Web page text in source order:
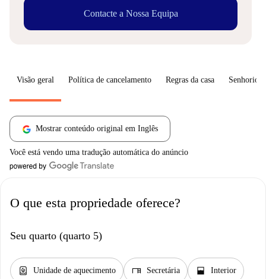
Contacte a Nossa Equipa
Visão geral Política de cancelamento Regras da casa Senhorio
Mostrar conteúdo original em Inglês
Você está vendo uma tradução automática do anúncio
O que esta propriedade oferece?
Seu quarto (quarto 5)
water_heater Unidade de aquecimento desk Secretária window_open Interior